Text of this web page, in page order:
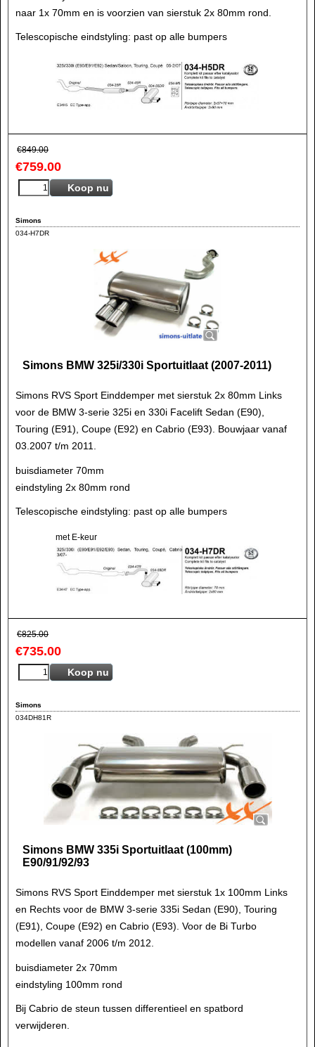
naar 1x 70mm en is voorzien van sierstuk 2x 80mm rond.
Telescopische eindstyling: past op alle bumpers
€849.00
€759.00
Koop nu
Simons
034-H7DR
Simons BMW 325i/330i Sportuitlaat (2007-2011)
Simons RVS Sport Einddemper met sierstuk 2x 80mm Links
voor de BMW 3-serie 325i en 330i Facelift Sedan (E90),
Touring (E91), Coupe (E92) en Cabrio (E93). Bouwjaar vanaf
03.2007 t/m 2011.
buisdiameter 70mm
eindstyling 2x 80mm rond
Telescopische eindstyling: past op alle bumpers
met E-keur
€825.00
€735.00
Koop nu
Simons
034DH81R
Simons BMW 335i Sportuitlaat (100mm)
E90/91/92/93
Simons RVS Sport Einddemper met sierstuk 1x 100mm Links
en Rechts voor de BMW 3-serie 335i Sedan (E90), Touring
(E91), Coupe (E92) en Cabrio (E93). Voor de Bi Turbo
modellen vanaf 2006 t/m 2012.
buisdiameter 2x 70mm
eindstyling 100mm rond
Bij Cabrio de steun tussen differentieel en spatbord
verwijderen.